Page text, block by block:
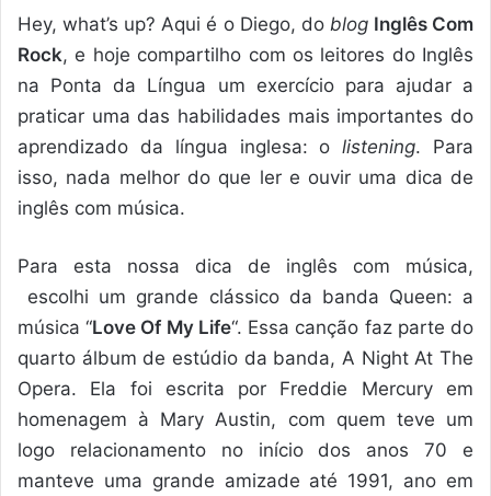
Hey, what’s up? Aqui é o Diego, do blog Inglês Com
Rock, e hoje compartilho com os leitores do Inglês
na Ponta da Língua um exercício para ajudar a
praticar uma das habilidades mais importantes do
aprendizado da língua inglesa: olistening. Para
isso, nada melhor do que ler e ouvir uma dica de
inglês com música.
Para esta nossa dica de inglês com música,
escolhi um grande clássico da banda Queen: a
música “Love Of My Life“. Essa canção faz parte do
quarto álbum de estúdio da banda, A Night At The
Opera. Ela foi escrita por Freddie Mercury em
homenagem à Mary Austin, com quem teve um
logo relacionamento no início dos anos 70 e
manteve uma grande amizade até 1991, ano em